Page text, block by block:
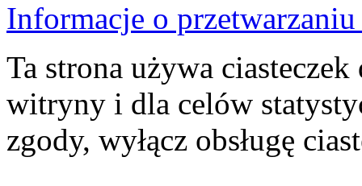
Informacje o
Ta strona używa
witryny i dla celów
zgody, wyłącz obsługę